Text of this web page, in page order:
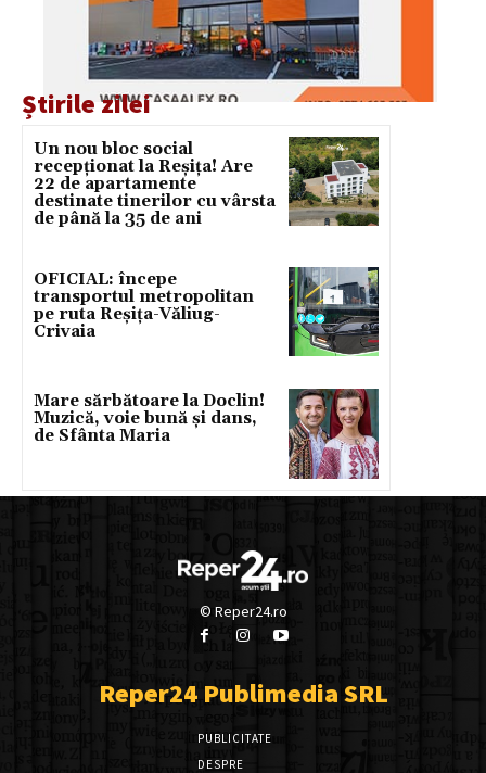
Știrile zilei
Un nou bloc social
recepționat la Reșița! Are
22 de apartamente
destinate tinerilor cu vârsta
de până la 35 de ani
OFICIAL: începe
transportul metropolitan
pe ruta Reșița-Văliug-
Crivaia
Mare sărbătoare la Doclin!
Muzică, voie bună și dans,
de Sfânta Maria
© Reper24.ro
Reper24 Publimedia SRL
PUBLICITATE
DESPRE